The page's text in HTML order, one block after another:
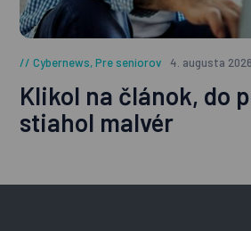
Cybernews,Pre seniorov 4. augusta 2026
Klikol na článok, do
stiahol malvér